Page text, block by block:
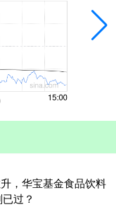
，华宝基金食品饮料
过？